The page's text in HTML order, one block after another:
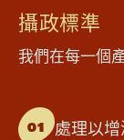
攝政標準
我們在每一個
01 處理以